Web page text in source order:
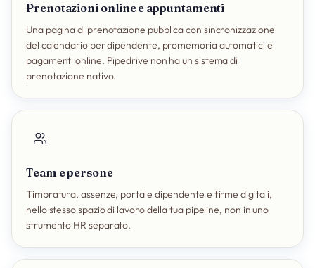
Prenotazioni online e appuntamenti
Una pagina di prenotazione pubblica con sincronizzazione
del calendario per dipendente, promemoria automatici e
pagamenti online. Pipedrive non ha un sistema di
prenotazione nativo.
Team e persone
Timbratura, assenze, portale dipendente e firme digitali,
nello stesso spazio di lavoro della tua pipeline, non in uno
strumento HR separato.